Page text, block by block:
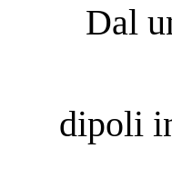
Dal
dipoli